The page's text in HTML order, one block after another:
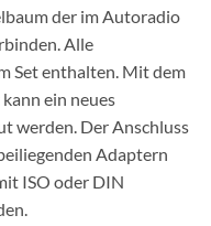
der im Autoradio
Alle
Set enthalten. Mit dem
ein neues
werden. Der Anschluss
Adaptern
ISO oder DIN